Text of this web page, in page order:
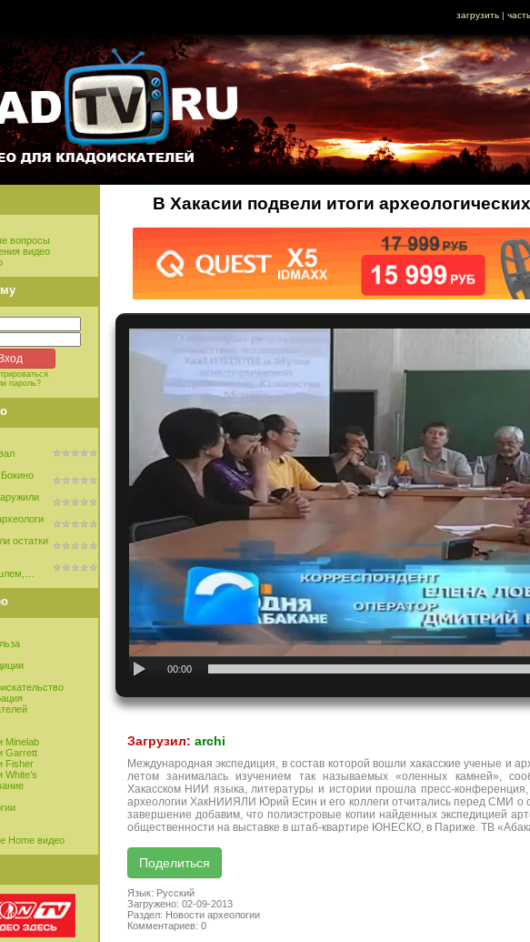
загрузить|
вопросы
видео
пароль?
остатки
Minelab
Garrett
Fisher
White’s
Home видео
В Хакасии подвели итоги
00:00
Загрузил: archi
Международная экспедиция, в состав которой вошли хакасские ученые и
летом занималась изучением так называемых «оленных камней»,
Хакасском НИИ языка, литературы и истории прошла пресс-
археологии ХакНИИЯЛИ Юрий Есин и его коллеги отчитались перед СМИ о
завершение добавим, что полиэстровые копии найденных экспедицией
общественности на выставке в штаб-квартире ЮНЕСКО, в Париже. ТВ
Язык: Русский
Загружено: 02-09-2013
Раздел: Новости археологии
Комментариев: 0